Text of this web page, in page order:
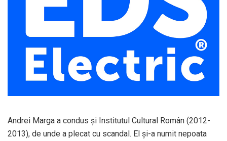
Andrei Marga a condus și Institutul Cultural Român (2012-
2013), de unde a plecat cu scandal. El și-a numit nepoata